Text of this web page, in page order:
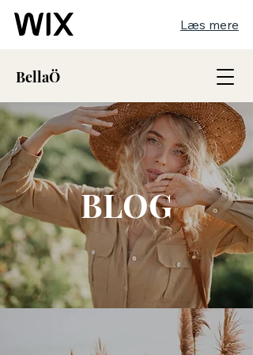
Læs mere